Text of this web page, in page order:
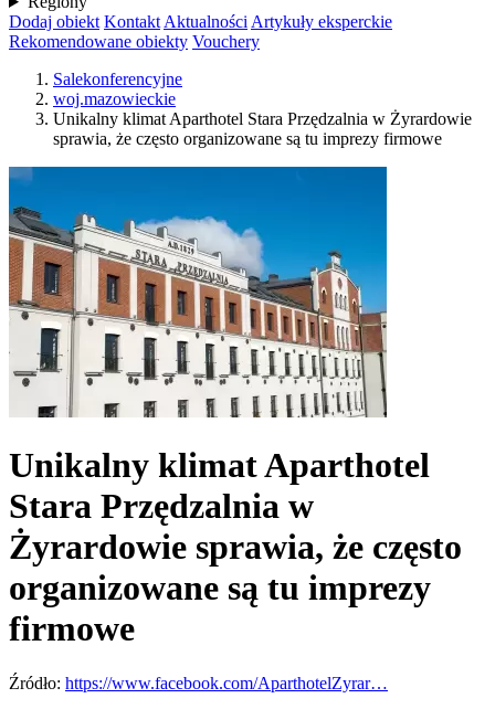
Dodaj obiekt Kontakt Aktualności Artykuły eksperckie
Rekomendowane obiekty Vouchery
Salekonferencyjne
woj.mazowieckie
Unikalny klimat Aparthotel Stara Przędzalnia w Żyrardowie
sprawia, że często organizowane są tu imprezy firmowe
Unikalny klimat Aparthotel
Stara Przędzalnia w
Żyrardowie sprawia, że często
organizowane są tu imprezy
firmowe
Źródło: https://www.facebook.com/AparthotelZyrar…